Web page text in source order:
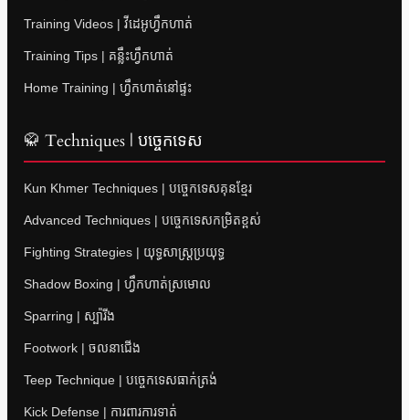
Training Videos | វីដេអូហ្វឹកហាត់
Training Tips | គន្លឹះហ្វឹកហាត់
Home Training | ហ្វឹកហាត់នៅផ្ទះ
🥋 Techniques | បច្ចេកទេស
Kun Khmer Techniques | បច្ចេកទេសគុនខ្មែរ
Advanced Techniques | បច្ចេកទេសកម្រិតខ្ពស់
Fighting Strategies | យុទ្ធសាស្ត្រប្រយុទ្ធ
Shadow Boxing | ហ្វឹកហាត់ស្រមោល
Sparring | ស្ប៉ារីង
Footwork | ចលនាជើង
Teep Technique | បច្ចេកទេសធាក់ត្រង់
Kick Defense | ការពារការទាត់